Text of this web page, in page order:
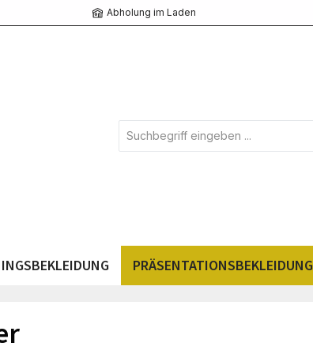
Abholung im Laden
PRÄSENTATIONSBEKLEIDUNG